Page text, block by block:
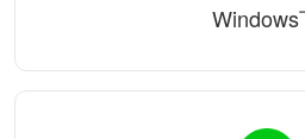
Windows